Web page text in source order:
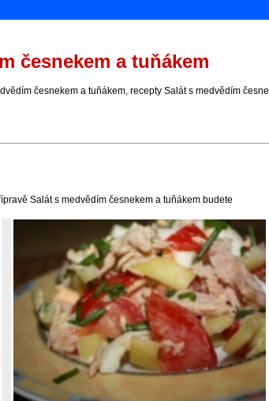
česnekem a tuňákem
česnekem a tuňákem, recepty Salát s medvědím
Salát s medvědím česnekem a tuňákem budete